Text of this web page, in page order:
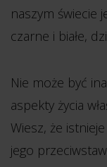
naszym świecie
czarne i białe,
Nie może być
aspekty życia
Wiesz, że
jego